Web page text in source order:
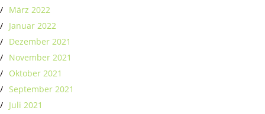
März 2022
Januar 2022
Dezember 2021
November 2021
Oktober 2021
September 2021
Juli 2021